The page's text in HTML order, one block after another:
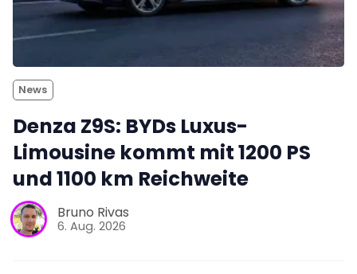
News
Denza Z9S: BYDs Luxus-
Limousine kommt mit 1200 PS
und 1100 km Reichweite
Bruno Rivas
6. Aug. 2026